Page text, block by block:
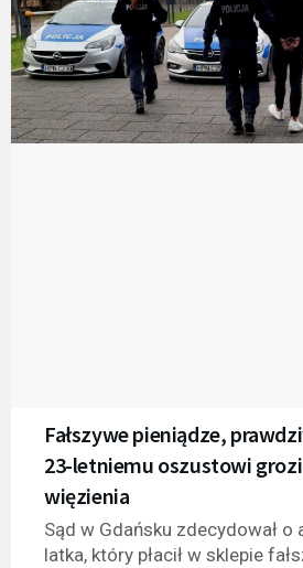
Fałszywe pieniądze,
23-letniemu oszustowi
więzienia
Sąd w Gdańsku zdecydował
latka, który płacił w sklepie